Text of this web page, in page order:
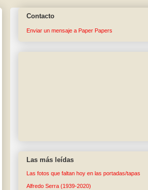
Contacto
Enviar un mensaje a Paper Papers
Las más leídas
Las fotos que faltan hoy en las portadas/tapas
Alfredo Serra (1939-2020)